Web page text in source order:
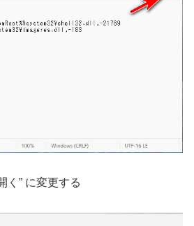
く” に変更する